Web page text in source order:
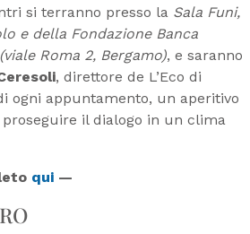
si terranno presso la Sala Funi,
e della Fondazione Banca
Roma 2, Bergamo), e saranno
, direttore de L’Eco di
ogni appuntamento, un aperitivo
proseguire il dialogo in un clima
qui —